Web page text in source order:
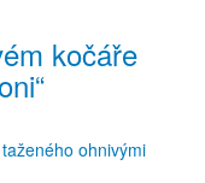
kočáře